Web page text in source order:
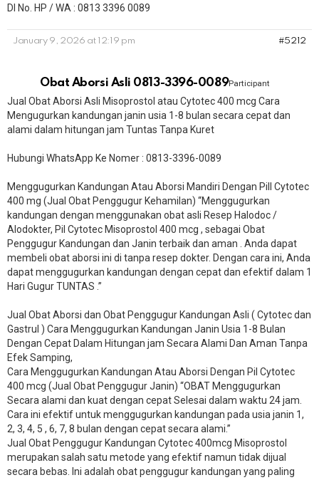
DI No. HP / WA : 0813 3396 0089
January 9, 2026 at 12:19 pm #5212
Obat Aborsi Asli 0813-3396-0089Participant
Jual Obat Aborsi Asli Misoprostol atau Cytotec 400 mcg Cara
Mengugurkan kandungan janin usia 1-8 bulan secara cepat dan
alami dalam hitungan jam Tuntas Tanpa Kuret
Hubungi WhatsApp Ke Nomer : 0813-3396-0089​
Menggugurkan Kandungan Atau Aborsi Mandiri Dengan Pill Cytotec
400 mg (Jual Obat Penggugur Kehamilan) “Menggugurkan
kandungan dengan menggunakan obat asli Resep Halodoc /
Alodokter, Pil Cytotec Misoprostol 400 mcg , sebagai Obat
Penggugur Kandungan dan Janin terbaik dan aman . Anda dapat
membeli obat aborsi ini di tanpa resep dokter. Dengan cara ini, Anda
dapat menggugurkan kandungan dengan cepat dan efektif dalam 1
Hari Gugur TUNTAS .”
Jual Obat Aborsi dan Obat Penggugur Kandungan Asli ( Cytotec dan
Gastrul ) Cara Menggugurkan Kandungan Janin Usia 1-8 Bulan
Dengan Cepat Dalam Hitungan jam Secara Alami Dan Aman Tanpa
Efek Samping,
Cara Menggugurkan Kandungan Atau Aborsi Dengan Pil Cytotec
400 mcg (Jual Obat Penggugur Janin) “OBAT Menggugurkan
Secara alami dan kuat dengan cepat Selesai dalam waktu 24 jam.
Cara ini efektif untuk menggugurkan kandungan pada usia janin 1,
2, 3, 4, 5 , 6, 7, 8 bulan dengan cepat secara alami.”
Jual Obat Penggugur Kandungan Cytotec 400mcg Misoprostol
merupakan salah satu metode yang efektif namun tidak dijual
secara bebas. Ini adalah obat penggugur kandungan yang paling